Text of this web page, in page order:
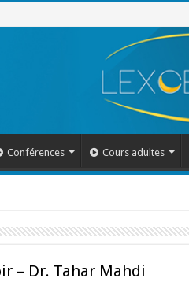
Conférences Cours adultes
– Dr. Tahar Mahdi